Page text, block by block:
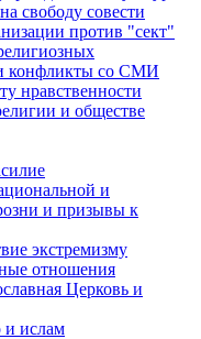
свободу совести
против "сект"
конфликты со СМИ
нравственности
и обществе
и
и призывы к
экстремизму
отношения
Церковь и
и ислам